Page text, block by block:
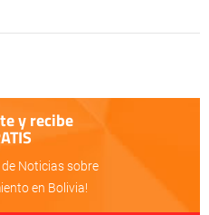
y recibe
Noticias sobre
en Bolivia!